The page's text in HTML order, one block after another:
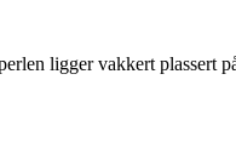
ligger vakkert plassert